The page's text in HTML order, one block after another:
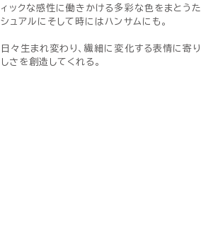
ィックな感性に働きかける多彩な色をまとう
シュアルにそして時にはハンサムにも。
日々生まれ変わり、繊細に変化する表情に寄
しさを創造してくれる。